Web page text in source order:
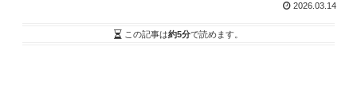
2026.03.14
この記事は約5分で読めます。